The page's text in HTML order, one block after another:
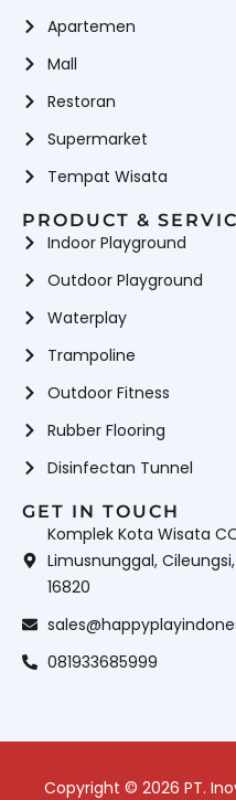
Apartemen
Mall
Restoran
Supermarket
Tempat Wisata
PRODUCT &
Indoor Playground
Outdoor Playground
Waterplay
Trampoline
Outdoor Fitness
Rubber Flooring
Disinfectan Tunnel
GET IN TOUCH
Komplek Kota Wisata
Limusnunggal,
16820
081933685999
Copyright © 2026 PT.